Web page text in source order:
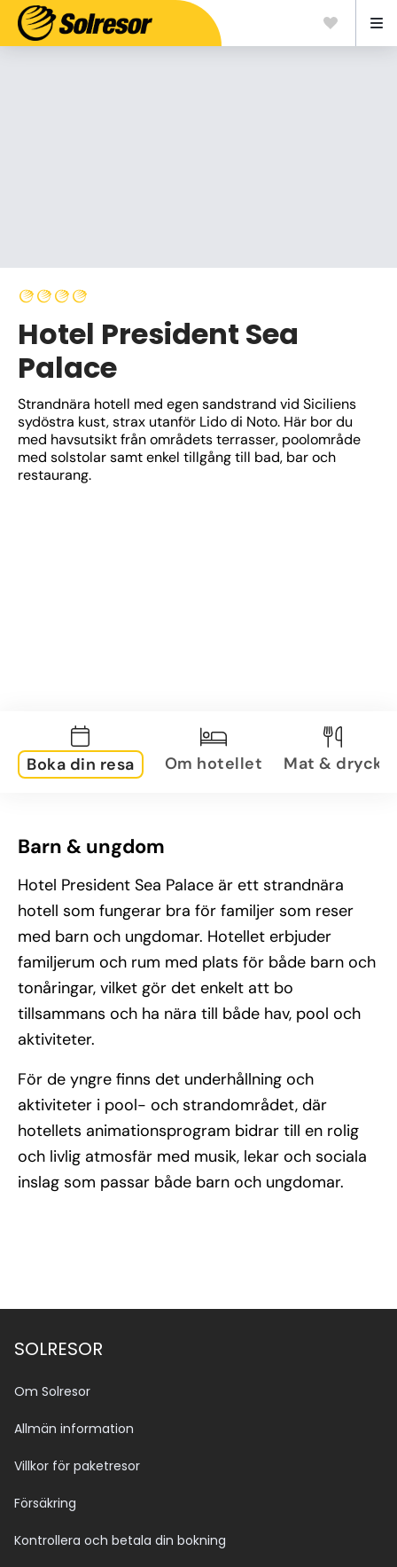
Hotel President Sea
Palace
Strandnära hotell med egen sandstrand vid Siciliens
sydöstra kust, strax utanför Lido di Noto. Här bor du
med havsutsikt från områdets terrasser, poolområde
med solstolar samt enkel tillgång till bad, bar och
restaurang.
Boka din resa Om hotellet Mat & dryck
Barn & ungdom
Hotel President Sea Palace är ett strandnära
hotell som fungerar bra för familjer som reser
med barn och ungdomar. Hotellet erbjuder
familjerum och rum med plats för både barn och
tonåringar, vilket gör det enkelt att bo
tillsammans och ha nära till både hav, pool och
aktiviteter.
För de yngre finns det underhållning och
aktiviteter i pool- och strandområdet, där
hotellets animationsprogram bidrar till en rolig
och livlig atmosfär med musik, lekar och sociala
inslag som passar både barn och ungdomar.
SOLRESOR
Om Solresor
Allmän information
Villkor för paketresor
Försäkring
Kontrollera och betala din bokning